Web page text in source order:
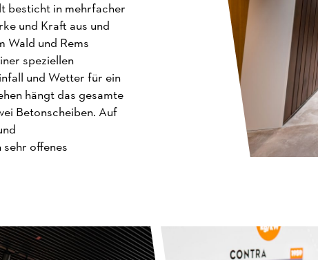
besticht in mehrfacher
und Kraft aus und
Wald und Rems
speziellen
und Wetter für ein
hängt das gesamte
Betonscheiben. Auf
offenes